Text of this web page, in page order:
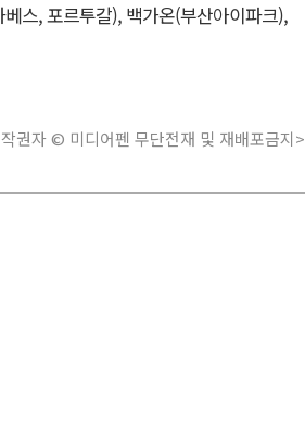
스, 포르투갈), 백가온(부산아이파크),
권자 © 미디어펜 무단전재 및 재배포금지>